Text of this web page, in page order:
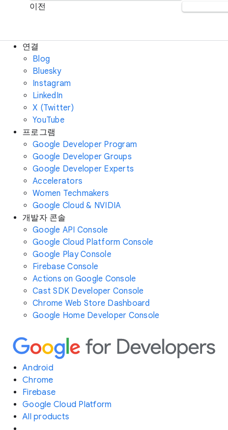
이전
연결
Blog
Bluesky
Instagram
LinkedIn
X (Twitter)
YouTube
프로그램
Google Developer Program
Google Developer Groups
Google Developer Experts
Accelerators
Women Techmakers
Google Cloud & NVIDIA
개발자 콘솔
Google API Console
Google Cloud Platform Console
Google Play Console
Firebase Console
Actions on Google Console
Cast SDK Developer Console
Chrome Web Store Dashboard
Google Home Developer Console
Android
Chrome
Firebase
Google Cloud Platform
All products